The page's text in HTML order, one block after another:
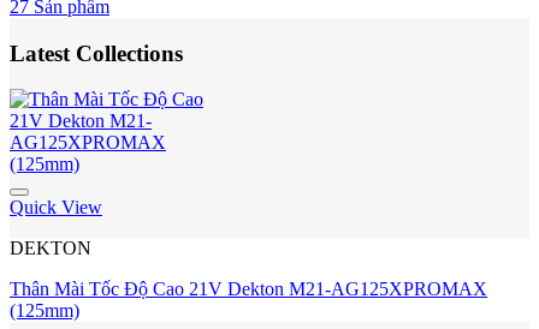
27 Sản phẩm
Latest Collections
Quick View
DEKTON
Thân Mài Tốc Độ Cao 21V Dekton M21-AG125XPROMAX
(125mm)